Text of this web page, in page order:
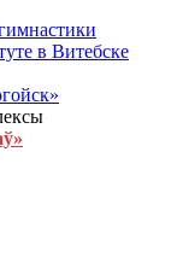
в Витебске